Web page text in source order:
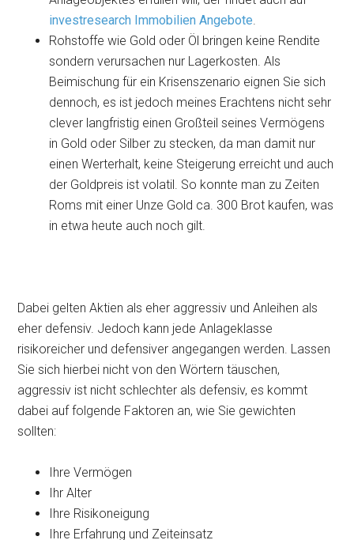
investresearch Immobilien Angebote.
Rohstoffe wie Gold oder Öl bringen keine Rendite
sondern verursachen nur Lagerkosten. Als
Beimischung für ein Krisenszenario eignen Sie sich
dennoch, es ist jedoch meines Erachtens nicht sehr
clever langfristig einen Großteil seines Vermögens
in Gold oder Silber zu stecken, da man damit nur
einen Werterhalt, keine Steigerung erreicht und auch
der Goldpreis ist volatil. So konnte man zu Zeiten
Roms mit einer Unze Gold ca. 300 Brot kaufen, was
in etwa heute auch noch gilt.
Dabei gelten Aktien als eher aggressiv und Anleihen als
eher defensiv. Jedoch kann jede Anlageklasse
risikoreicher und defensiver angegangen werden. Lassen
Sie sich hierbei nicht von den Wörtern täuschen,
aggressiv ist nicht schlechter als defensiv, es kommt
dabei auf folgende Faktoren an, wie Sie gewichten
sollten:
Ihre Vermögen
Ihr Alter
Ihre Risikoneigung
Ihre Erfahrung und Zeiteinsatz